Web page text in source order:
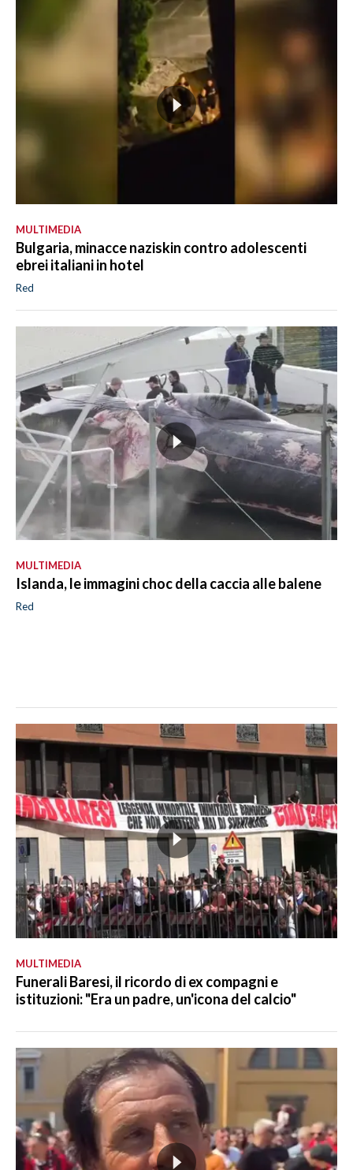
MULTIMEDIA
Bulgaria, minacce naziskin contro adolescenti
ebrei italiani in hotel
Red
MULTIMEDIA
Islanda, le immagini choc della caccia alle balene
Red
MULTIMEDIA
Funerali Baresi, il ricordo di ex compagni e
istituzioni: "Era un padre, un'icona del calcio"